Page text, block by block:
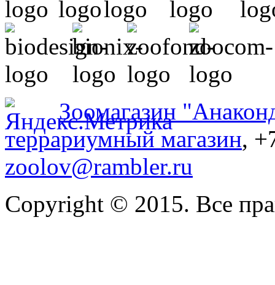
Зоомагазин
террариумный магазин,
zoolov@rambler.ru
Copyright © 2015. Все